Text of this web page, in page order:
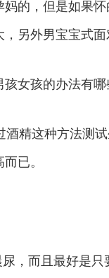
的，但是如果
另外男宝宝式
女孩的办法有哪
精这种方法测
已。
而且最好是只